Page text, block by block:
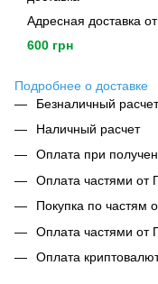
Адресная доставка
600 грн
Подробнее о доставке
Безналичный расчет
Наличный расчет
Оплата при
Оплата частями от
Покупка по частям
Оплата частями
Оплата